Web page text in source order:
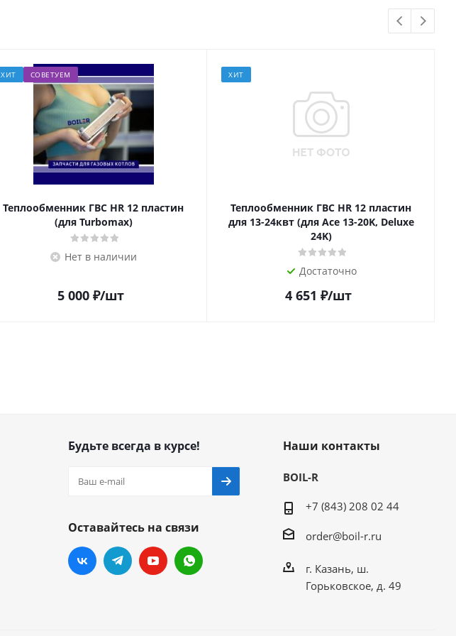
ХИТ СОВЕТУЕМ
Теплообменник ГВС HR 12 пластин
(для Turbomax)
Нет в наличии
5 000 ₽/шт
ХИТ
Теплообменник ГВС HR 12 пластин
для 13-24квт (для Ace 13-20K, Deluxe
24K)
Достаточно
4 651 ₽/шт
Будьте всегда в курсе!
Оставайтесь на связи
Наши контакты
BOIL-R
+7 (843) 208 02 44
order@boil-r.ru
г. Казань, ш.
Горьковское, д. 49